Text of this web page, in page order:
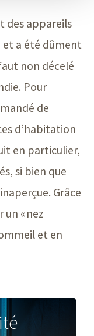
des appareils
et a été dûment
non décelé
Pour
de
d’habitation
en particulier,
si bien que
Grâce
« nez
et en